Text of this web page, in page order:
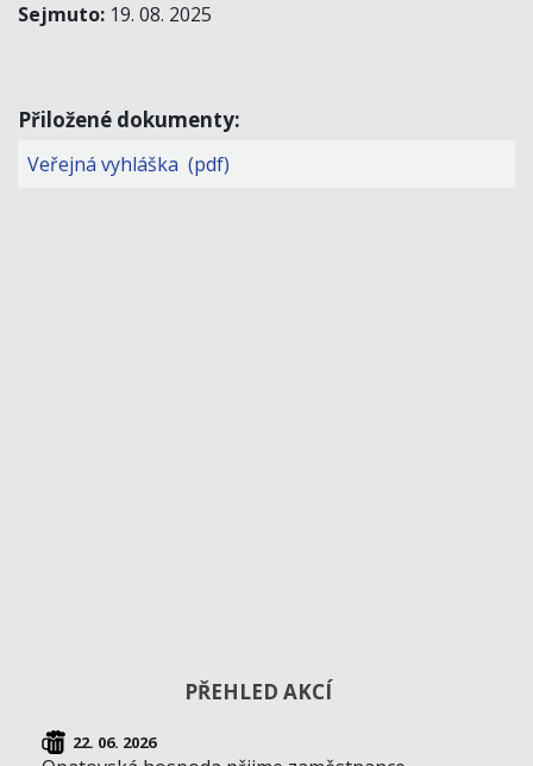
Sejmuto: 19. 08. 2025
Přiložené dokumenty:
Veřejná vyhláška (pdf)
PŘEHLED AKCÍ
22. 06. 2026